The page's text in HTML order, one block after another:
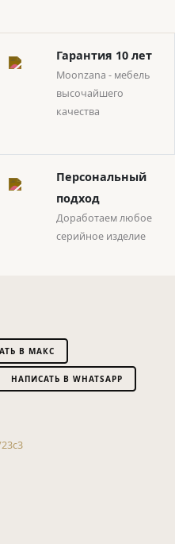
Гарантия 10 лет
Moonzana - мебель
высочайшего
качества
Персональный
подход
Доработаем любое
серийное изделие
В МАКС
НАПИСАТЬ В WHATSAPP